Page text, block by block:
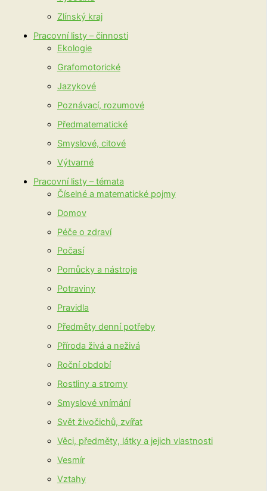
Zlínský kraj
Pracovní listy – činnosti
Ekologie
Grafomotorické
Jazykové
Poznávací, rozumové
Předmatematické
Smyslové, citové
Výtvarné
Pracovní listy – témata
Číselné a matematické pojmy
Domov
Péče o zdraví
Počasí
Pomůcky a nástroje
Potraviny
Pravidla
Předměty denní potřeby
Příroda živá a neživá
Roční období
Rostliny a stromy
Smyslové vnímání
Svět živočichů, zvířat
Věci, předměty, látky a jejich vlastnosti
Vesmír
Vztahy